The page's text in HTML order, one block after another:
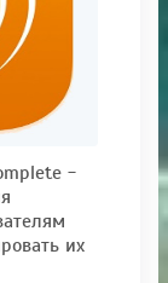
-
их